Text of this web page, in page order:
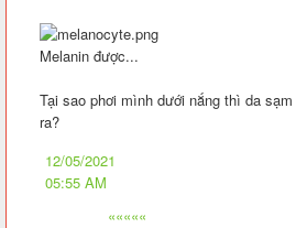
Melanin được...
Tại sao phơi mình dưới nắng thì da
ra?
12/05/2021
05:55 AM
«««««